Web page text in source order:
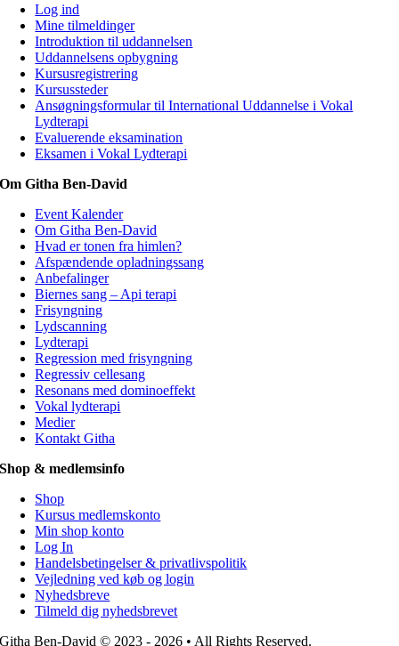
Log ind
Mine tilmeldinger
Introduktion til uddannelsen
Uddannelsens opbygning
Kursusregistrering
Kursussteder
Ansøgningsformular til International Uddannelse i Vokal
Lydterapi
Evaluerende eksamination
Eksamen i Vokal Lydterapi
Om Githa Ben-David
Event Kalender
Om Githa Ben-David
Hvad er tonen fra himlen?
Afspændende opladningssang
Anbefalinger
Biernes sang – Api terapi
Frisyngning
Lydscanning
Lydterapi
Regression med frisyngning
Regressiv cellesang
Resonans med dominoeffekt
Vokal lydterapi
Medier
Kontakt Githa
Shop & medlemsinfo
Shop
Kursus medlemskonto
Min shop konto
Log In
Handelsbetingelser & privatlivspolitik
Vejledning ved køb og login
Nyhedsbreve
Tilmeld dig nyhedsbrevet
Githa Ben-David © 2023 - 2026 • All Rights Reserved.